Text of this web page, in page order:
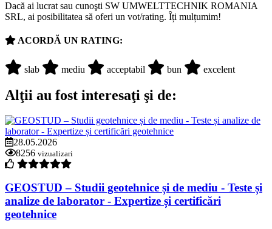
Dacă ai lucrat sau cunoşti SW UMWELTTECHNIK ROMANIA
SRL, ai posibilitatea să oferi un vot/rating. Îți mulțumim!
ACORDĂ UN RATING:
slab mediu acceptabil bun excelent
Alţii au fost interesaţi şi de:
28.05.2026
8256 vizualizari
GEOSTUD – Studii geotehnice și de mediu - Teste și
analize de laborator - Expertize și certificări
geotehnice